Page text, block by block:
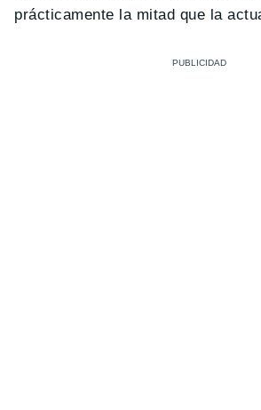
prácticamente la mitad que la